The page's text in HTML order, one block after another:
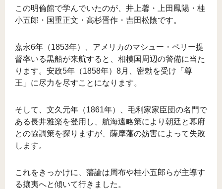
この明倫館で学んでいたのが、井上馨・上田鳳陽・桂
小五郎・国重正文・高杉晋作・吉田松陰です。
嘉永6年（1853年）、アメリカのマシュー・ペリー提
督率いる黒船が来航すると、相模国周辺の警備に当た
ります。安政5年（1858年）8月、密勅を受け「尊
王」に尽力を尽すことになります。
そして、文久元年（1861年）、毛利家家臣団の名門で
ある長井雅楽を登用し、航海遠略策により朝廷と幕府
との協調策を探りますが、薩摩藩の妨害によって失敗
します。
これをきっかけに、藩論は周布や桂小五郎らが主導す
る攘夷へと傾いて行きました。